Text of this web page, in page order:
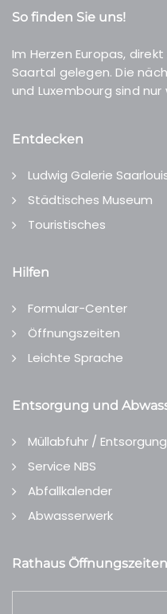
So finden Sie uns!
Im Herzen Europas,
Saartal gelegen. Die
und Luxembourg sind
Entdecken
Ludwig Galerie
Städtisches Museum
Touristisches
Hilfen
Formular-Center
Öffnungszeiten
Leichte Sprache
Entsorgung und
Müllabfuhr / Entsorgung
Service NBS
Abfallkalender
Abwasserwerk
Rathaus Öffnungszeiten